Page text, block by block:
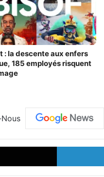
: la descente aux enfers
185 employés risquent
X